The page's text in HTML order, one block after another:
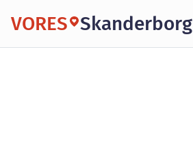
VORES Skanderborg